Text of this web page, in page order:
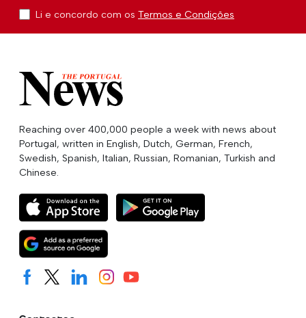
Li e concordo com os Termos e Condições
Reaching over 400,000 people a week with news about
Portugal, written in English, Dutch, German, French,
Swedish, Spanish, Italian, Russian, Romanian, Turkish and
Chinese.